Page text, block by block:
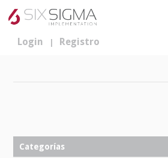
Login Registro
Categorías